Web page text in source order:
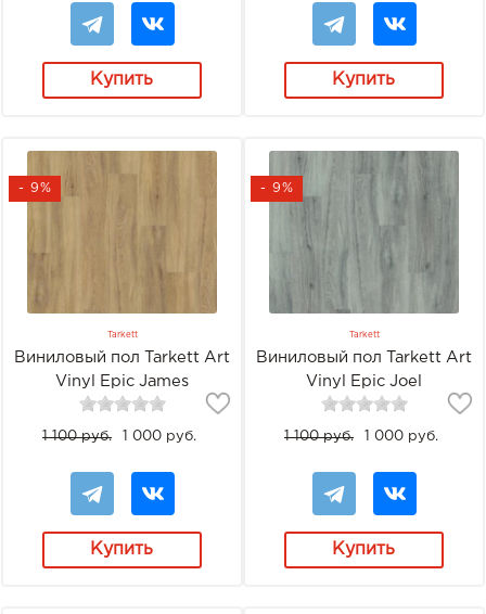
Купить Купить
- 9%
Tarkett
Виниловый пол Tarkett Art
Vinyl Epic James
1 100 руб. 1 000 руб.
Купить
- 9%
Tarkett
Виниловый пол Tarkett Art
Vinyl Epic Joel
1 100 руб. 1 000 руб.
Купить